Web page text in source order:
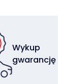
Wykup
gwarancję